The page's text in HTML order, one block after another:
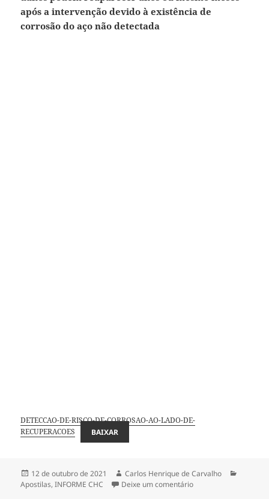
após a intervenção devido à existência de
corrosão do aço não detectada
DETECCAO-DE-RISCO-DE-CORROSAO-AO-LADO-DE-
RECUPERACOES
BAIXAR
Publicado
em
12 de outubro de 2021 Autor
Carlos Henrique de Carvalho
Apostilas,INFORME CHC Deixe um comentárioem DETECÇÃO DE